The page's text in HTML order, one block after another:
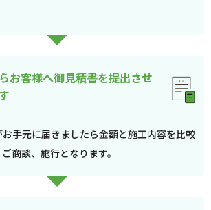
お客様へ御見積書を提出させ
手元に届きましたら金額と施工内容を比較
商談、施行となります。